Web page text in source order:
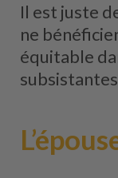
Il est juste
ne
équitable